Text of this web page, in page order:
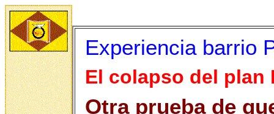
Experiencia barrio
El colapso del plan
Otra prueba de